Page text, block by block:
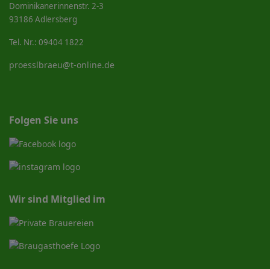
Dominikanerinnenstr. 2-3
93186 Adlersberg
Tel. Nr.: 09404 1822
proesslbraeu@t-online.de
Folgen Sie uns
Wir sind Mitglied im